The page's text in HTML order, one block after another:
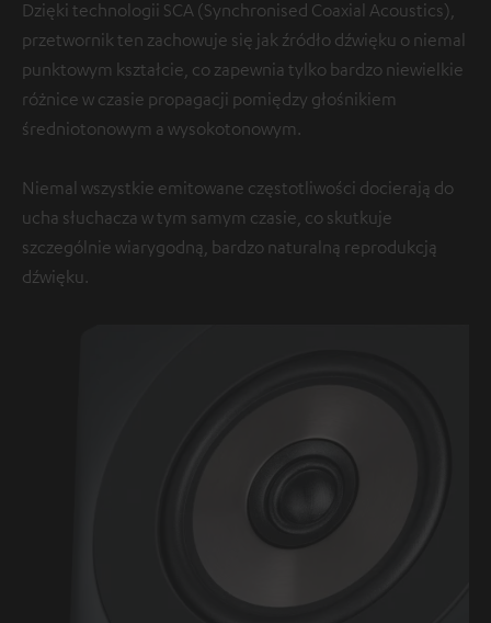
Dzięki technologii SCA (Synchronised Coaxial Acoustics),
przetwornik ten zachowuje się jak źródło dźwięku o niemal
punktowym kształcie, co zapewnia tylko bardzo niewielkie
różnice w czasie propagacji pomiędzy głośnikiem
średniotonowym a wysokotonowym.
Niemal wszystkie emitowane częstotliwości docierają do
ucha słuchacza w tym samym czasie, co skutkuje
szczególnie wiarygodną, bardzo naturalną reprodukcją
dźwięku.